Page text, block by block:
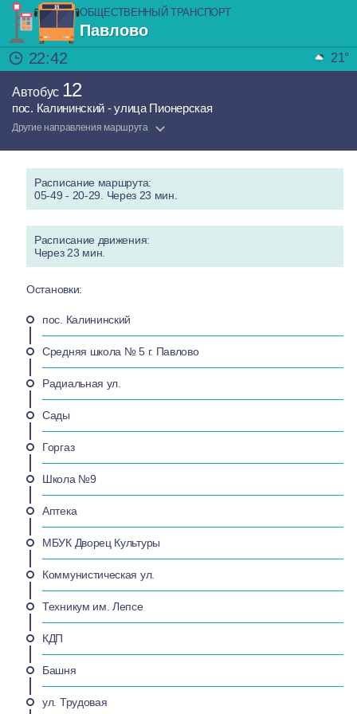
ОБЩЕСТВЕННЫЙ ТРАНСПОРТ
Павлово
22:42
21°
Автобус 12
пос. Калининский - улица Пионерская
Другие направления маршрута
Расписание маршрута:
05-49 - 20-29. Через 23 мин.
Расписание движения:
Через 23 мин.
Остановки:
пос. Калининский
Средняя школа № 5 г. Павлово
Радиальная ул.
Сады
Горгаз
Школа №9
Аптека
МБУК Дворец Культуры
Коммунистическая ул.
Техникум им. Лепсе
КДП
Башня
ул. Трудовая